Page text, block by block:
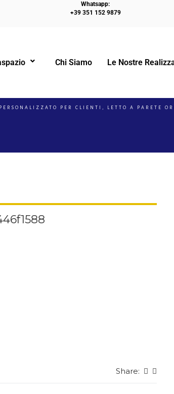
Whatsapp:
+39 351 152 9879
Chi Siamo Le Nostre
PER CLIENTI, LETTO A PARETE
Share: